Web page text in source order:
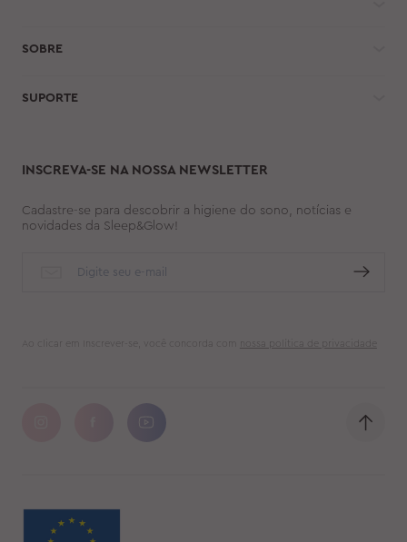
SOBRE
SUPORTE
INSCREVA-SE NA NOSSA NEWSLETTER
Cadastre-se para descobrir a higiene do sono, notícias e
novidades da Sleep&Glow!
Ao clicar em Inscrever-se, você concorda com nossa política de privacidade